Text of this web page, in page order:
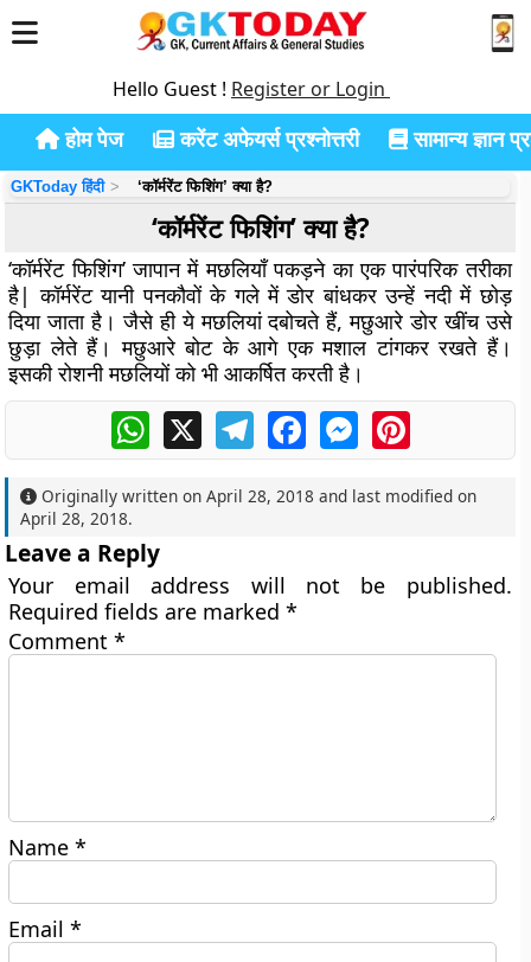
Hello Guest ! Register or Login
होम पेज करेंट अफेयर्स प्रश्नोत्तरी सामान्य ज्ञान
GKToday हिंदी ‘कॉर्मरेंट फिशिंग’ क्या है?
‘कॉर्मरेंट फिशिंग’ क्या है?
‘कॉर्मरेंट फिशिंग’ जापान में मछलियाँ पकड़ने का एक पारंपरिक तरीका
है| कॉर्मरेंट यानी पनकौवों के गले में डोर बांधकर उन्हें नदी में छोड़
दिया जाता है। जैसे ही ये मछलियां दबोचते हैं, मछुआरे डोर खींच उसे
छुड़ा लेते हैं। मछुआरे बोट के आगे एक मशाल टांगकर रखते हैं।
इसकी रोशनी मछलियों को भी आकर्षित करती है।
WhatsApp
X TelegramFacebookMessengerPinterest
Originally written onApril 28, 2018 and last modified on
April 28, 2018.
Leave a Reply
Your email address will not be published.
Required fields are marked*
Comment*
Name*
Email*